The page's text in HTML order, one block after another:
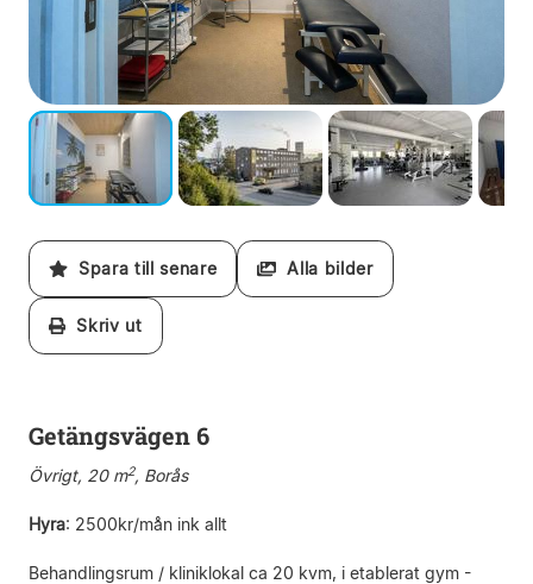
Spara till senare Alla bilder
Skriv ut
Getängsvägen 6
Övrigt, 20 m2, Borås
Hyra: 2500kr/mån ink allt
Behandlingsrum / kliniklokal ca 20 kvm, i etablerat gym -